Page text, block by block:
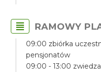
RAMOWY
09:00 zbiórka
pensjonatów
09:00 - 13:00